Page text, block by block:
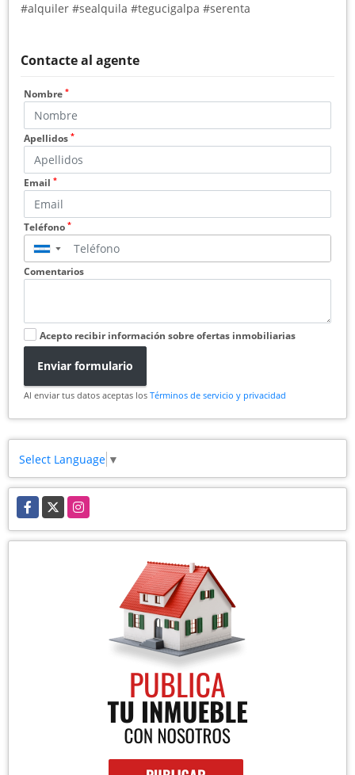
#alquiler #sealquila #tegucigalpa #serenta
Contacte al agente
Nombre *
Apellidos *
Email *
Teléfono *
▼
Comentarios
Acepto recibir información sobre ofertas inmobiliarias
Enviar formulario
Al enviar tus datos aceptas los Términos de servicio y privacidad
Select Language ▼
Facebook
X Instagram